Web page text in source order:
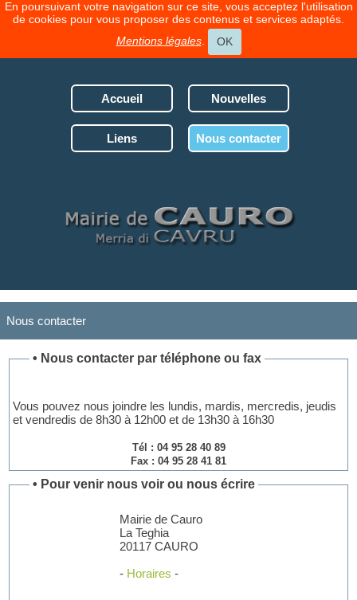
En poursuivant votre navigation sur ce site, vous acceptez l'utilisation
de cookies pour vous proposer des contenus et services adaptés.
Mentions légales. OK
Accueil Nouvelles
Liens Nous contacter
Nous contacter
• Nous contacter par téléphone ou fax
Vous pouvez nous joindre les lundis, mardis, mercredis, jeudis
et vendredis de 8h30 à 12h00 et de 13h30 à 16h30
Tél : 04 95 28 40 89
Fax : 04 95 28 41 81
• Pour venir nous voir ou nous écrire
Mairie de Cauro
La Teghia
20117 CAURO
- Horaires -